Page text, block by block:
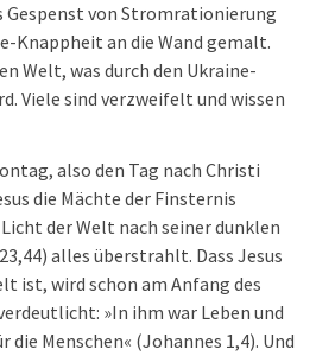
Gespenst von Stromrationierung
Knappheit an die Wand gemalt.
Welt, was durch den Ukraine-
Viele sind verzweifelt und wissen
also den Tag nach Christi
die Mächte der Finsternis
der Welt nach seiner dunklen
alles überstrahlt. Dass Jesus
ist, wird schon am Anfang des
»In ihm war Leben und
die Menschen« (Johannes 1,4). Und